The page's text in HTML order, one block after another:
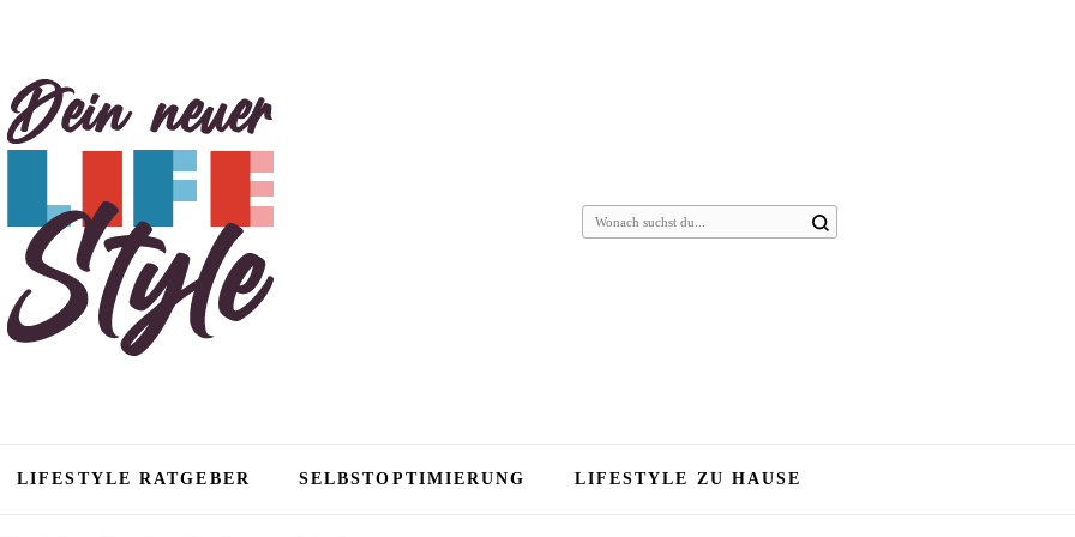
Suchst
LIFESTYLE RATGEBER SELBSTOPTIMIERUNG LIFESTYLE ZU HAUSE